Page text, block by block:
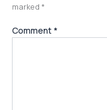
marked *
Comment *